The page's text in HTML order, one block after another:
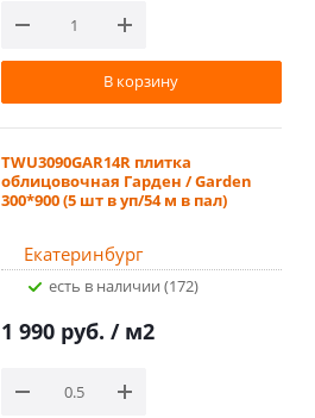
В корзину
TWU3090GAR14R плитка
облицовочная Гарден / Garden
300*900 (5 шт в уп/54 м в пал)
Екатеринбург
Есть в наличии (172)
1 990 руб. / м2